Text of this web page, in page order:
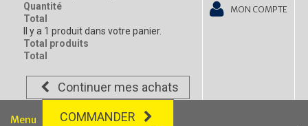
Quantité
Total
Il y a 1 produit dans votre panier.
Total produits
Total
Continuer mes achats
COMMANDER
MON COMPTE
Menu